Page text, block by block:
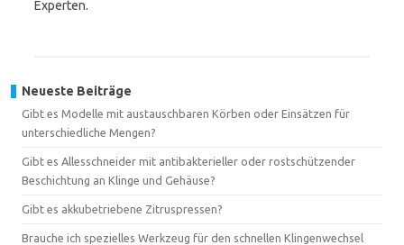
Experten.
Neueste Beiträge
Gibt es Modelle mit austauschbaren Körben oder Einsätzen für
unterschiedliche Mengen?
Gibt es Allesschneider mit antibakterieller oder rostschützender
Beschichtung an Klinge und Gehäuse?
Gibt es akkubetriebene Zitruspressen?
Brauche ich spezielles Werkzeug für den schnellen Klingenwechsel